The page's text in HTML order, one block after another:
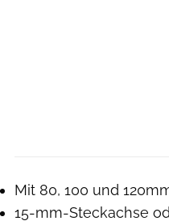
Mit 80, 100 und
15-mm-Steckachse